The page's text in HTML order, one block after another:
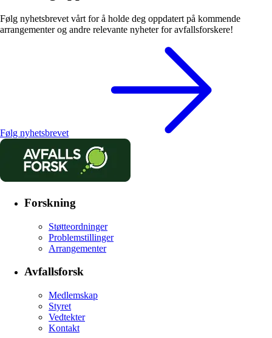
Følg nyhetsbrevet vårt for å holde deg oppdatert på kommende
arrangementer og andre relevante nyheter for avfallsforskere!
Følg nyhetsbrevet
Forskning
Støtteordninger
Problemstillinger
Arrangementer
Avfallsforsk
Medlemskap
Styret
Vedtekter
Kontakt